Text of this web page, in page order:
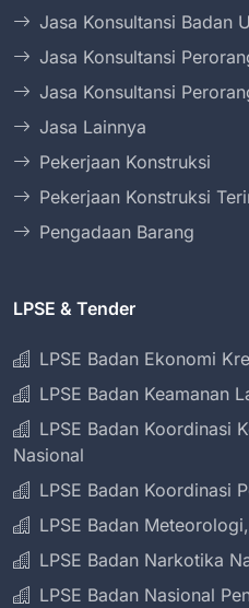
Jasa Konsultansi Badan
Jasa Konsultansi
Jasa Konsultansi
Jasa Lainnya
Pekerjaan Konstruksi
Pekerjaan Konstruksi
Pengadaan Barang
LPSE & Tender
LPSE Badan Ekonomi
LPSE Badan Keamanan
LPSE Badan Koordinasi
Nasional
LPSE Badan Koordinasi
LPSE Badan
LPSE Badan Narkotika
LPSE Badan Nasional